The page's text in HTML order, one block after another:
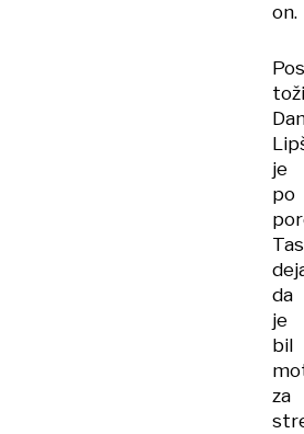
on.
je
po
da
je
bil
za